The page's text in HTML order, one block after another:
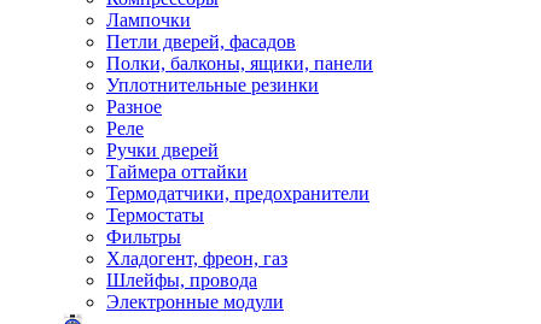
Лампочки
Петли дверей, фасадов
Полки, балконы, ящики, панели
Уплотнительные резинки
Разное
Реле
Ручки дверей
Таймера оттайки
Термодатчики, предохранители
Термостаты
Фильтры
Хладогент, фреон, газ
Шлейфы, провода
Электронные модули